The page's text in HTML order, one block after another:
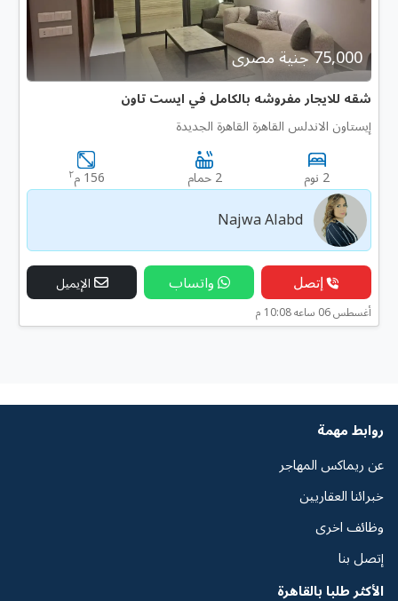
75,000 جنية مصرى
شقه للايجار مفروشه بالكامل في ايست تاون
إيستاون الاندلس القاهرة القاهرة الجديدة
2 نوم 2 حمام 156 م ٢
Najwa Alabd
إتصل واتساب الإيميل
أغسطس 06 ساعه 10:08 م
روابط مهمة
عن ريماكس المهاجر
خبرائنا العقاريين
وظائف اخرى
إتصل بنا
الأكثر طلبا بالقاهرة